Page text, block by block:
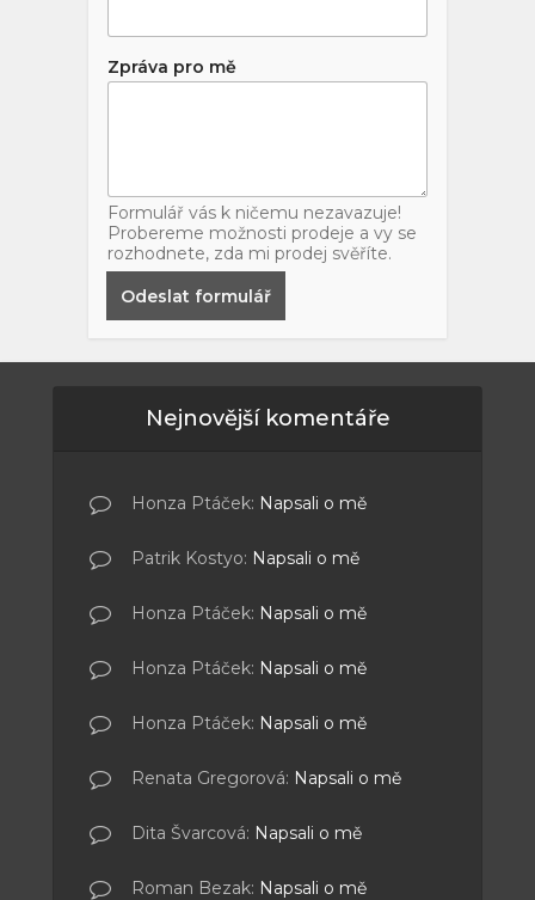
Zpráva pro mě
Formulář vás k ničemu nezavazuje!
Probereme možnosti prodeje a vy se
rozhodnete, zda mi prodej svěříte.
Odeslat formulář
Nejnovější komentáře
Honza Ptáček: Napsali o mě
Patrik Kostyo: Napsali o mě
Honza Ptáček: Napsali o mě
Honza Ptáček: Napsali o mě
Honza Ptáček: Napsali o mě
Renata Gregorová: Napsali o mě
Dita Švarcová: Napsali o mě
Roman Bezak: Napsali o mě